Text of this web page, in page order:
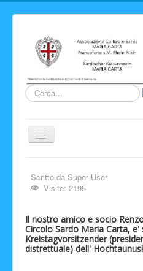
Cerca...
Cambia
Novita' ed Eventi
Storia del Circolo
Sardegna
Scritto da Super User
Visite: 2195
Il nostro amico e socio
Circolo Sardo Maria Carta,
Kreistagvorsitzender
distrettuale) dell'